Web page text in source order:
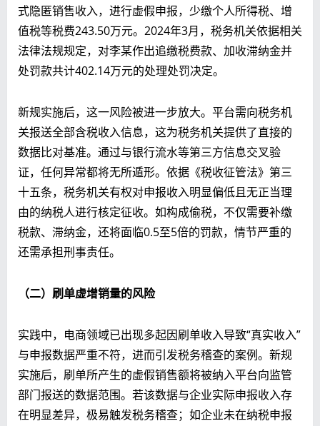
式隐匿销售收入，进行虚假申报，少缴个人所得税、增
值税等税费243.50万元。2024年3月，税务机关依据相关
法律法规规定，对李某作出追缴税费款、加收滞纳金并
处罚款共计402.14万元的处理处罚决定。
新规实施后，这一风险被进一步放大。平台需向税务机
关报送全部含税收入信息，这为税务机关提供了直接的
数据比对基准。通过与银行流水等第三方信息交叉验
证，任何异常都将无所遁形。依据《税收征管法》第三
十五条，税务机关有权对申报收入明显偏低且无正当理
由的纳税人进行核定征收。如构成偷税，不仅需要补缴
税款、滞纳金，还将面临0.5至5倍的罚款，情节严重的
还需承担刑事责任。
（二）刷单虚增销量的风险
实践中，电商领域已出现多起因刷单收入导致“真实收入”
与申报数据严重不符，进而引发税务稽查的案例。新规
实施后，刷单所产生的虚假销售额将被纳入平台向监管
部门报送的数据范围。若该数据与企业实际申报收入存
在明显差异，极易触发税务稽查；如企业未在纳税申报